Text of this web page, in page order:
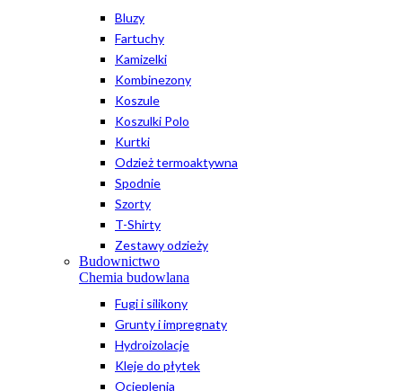
Bluzy
Fartuchy
Kamizelki
Kombinezony
Koszule
Koszulki Polo
Kurtki
Odzież termoaktywna
Spodnie
Szorty
T-Shirty
Zestawy odzieży
Budownictwo
Chemia budowlana
Fugi i silikony
Grunty i impregnaty
Hydroizolacje
Kleje do płytek
Ocieplenia